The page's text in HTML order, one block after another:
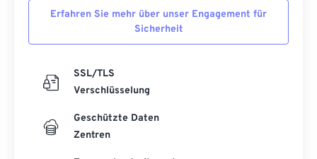
Erfahren Sie mehr über unser Engagement für
Sicherheit
SSL/TLS
Verschlüsselung
Geschützte Daten
Zentren